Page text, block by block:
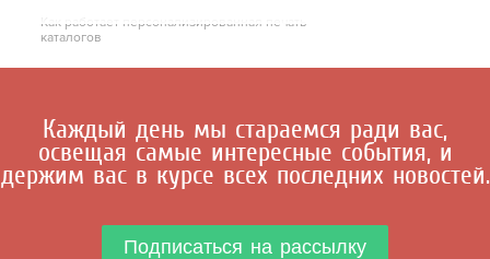
Как работает персонализированная печать
каталогов
Каждый день мы стараемся ради вас,
освещая самые интересные события, и
держим вас в курсе всех последних новостей.
Подписаться на рассылку